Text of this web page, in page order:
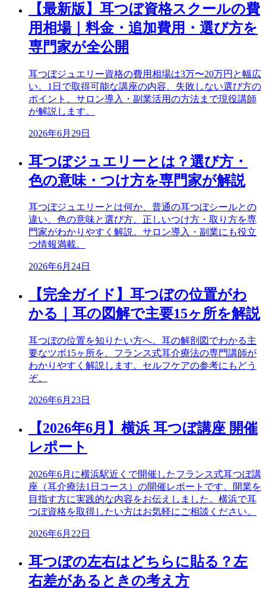
【最新版】耳つぼ資格スクールの費
用相場｜料金・追加費用・選び方を
専門家が全公開
耳つぼジュエリー資格の費用相場は3万〜20万円と幅広
い。1日で取得可能な講座の内容、失敗しない選び方の
ポイント、サロン導入・副業活用の方法まで現役講師
が解説します。
2026年6月29日
耳つぼジュエリーとは？選び方・
色の意味・つけ方を専門家が解説
耳つぼジュエリーとは何か、普通の耳つぼシールとの
違い、色の意味と選び方、正しいつけ方・取り方を専
門家がわかりやすく解説。サロン導入・副業にも役立
つ情報満載。
2026年6月24日
【完全ガイド】耳つぼの位置がわ
かる｜耳の図解で主要15ヶ所を解説
耳つぼの位置を知りたい方へ。耳の解剖図でわかる主
要なツボ15ヶ所を、フランス式耳介療法の専門講師が
わかりやすく解説します。セルフケアの参考にもどう
ぞ。
2026年6月23日
【2026年6月】横浜 耳つぼ講座 開催
レポート
2026年6月に横浜駅近くで開催したフランス式耳つぼ講
座（耳介療法1日コース）の開催レポートです。開業を
目指す方に実践的な内容をお伝えしました。横浜で耳
つぼ資格を取得したい方はお気軽にご相談ください。
2026年6月22日
耳つぼの左右はどちらに貼る？左
右差があるときの考え方